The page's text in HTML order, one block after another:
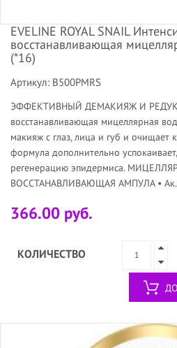
EVELINE ROYAL SNAIL
восстанавливающая
(*16)
Артикул: B500PMRS
ЭФФЕКТИВНЫЙ ДЕМАКИЯЖ И
восстанавливающая мицеллярная
макияж с глаз, лица и губ и очищает
формула дополнительно
регенерацию эпидермиса.
ВОССТАНАВЛИВАЮЩАЯ АМПУЛА •
366.00 руб.
КОЛИЧЕСТВО